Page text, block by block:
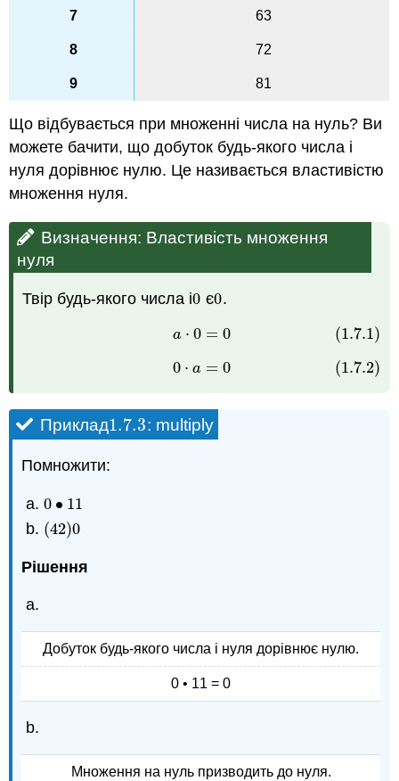
63
72
81
Що відбувається при множенні числа на нуль? Ви
можете бачити, що добуток будь-якого числа і
нуля дорівнює нулю. Це називається властивістю
множення нуля.
Визначення: Властивість множення
нуля
Твір будь-якого числа і0
0 є0
0.
a ⋅ 0 = 0 (1.7.1)
(1.7.1) a⋅ 0=
0 ⋅ a = 0 (1.7.2)
(1.7.2) 0⋅ a=
Приклад1.7.3
1.7.3: multiply
Помножити:
0 ∙ 11
0 •11
(42)0
(42)0
Рішення
Добуток будь-якого числа і нуля дорівнює нулю.
0 • 11 = 0
Множення на нуль призводить до нуля.